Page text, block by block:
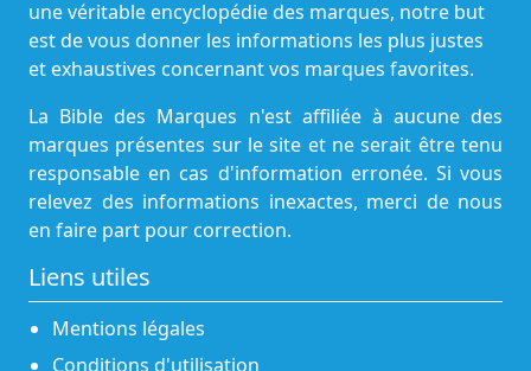
une véritable encyclopédie des marques, notre but
est de vous donner les informations les plus justes
et exhaustives concernant vos marques favorites.
La Bible des Marques n'est affiliée à aucune des
marques présentes sur le site et ne serait être tenu
responsable en cas d'information erronée. Si vous
relevez des informations inexactes, merci de nous
en faire part pour correction.
Liens utiles
Mentions légales
Conditions d'utilisation